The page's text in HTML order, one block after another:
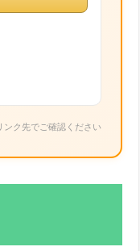
ク先でご確認ください